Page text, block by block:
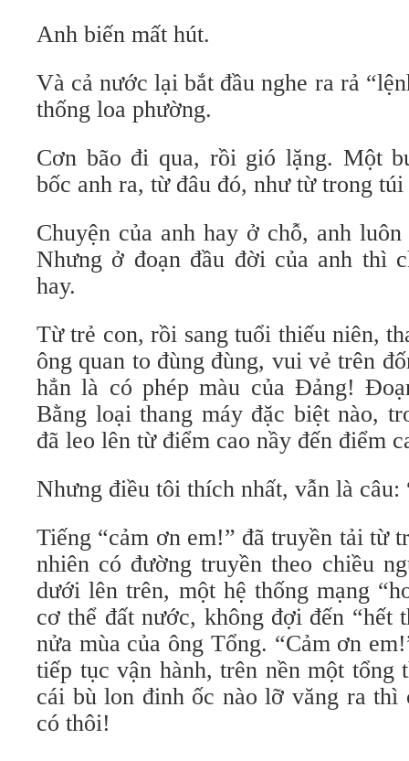
Anh biến mất hút.
Và cả nước lại bắt đầu nghe ra rả
thống loa phường.
Cơn bão đi qua, rồi gió lặng. Một
bốc anh ra, từ đâu đó, như từ trong
Chuyện của anh hay ở chỗ, anh
Nhưng ở đoạn đầu đời của anh thì
hay.
Từ trẻ con, rồi sang tuổi thiếu niên,
ông quan to đùng đùng, vui vẻ trên
hẳn là có phép màu của Đảng!
Bằng loại thang máy đặc biệt nào,
đã leo lên từ điểm cao nầy đến điểm
Nhưng điều tôi thích nhất, vẫn là câu:
Tiếng “cảm ơn em!” đã truyền tải từ
nhiên có đường truyền theo chiều
dưới lên trên, một hệ thống mạng
cơ thể đất nước, không đợi đến
nửa mùa của ông Tổng. “Cảm ơn
tiếp tục vận hành, trên nền một tổng
cái bù lon đinh ốc nào lỡ văng ra thì
có thôi!